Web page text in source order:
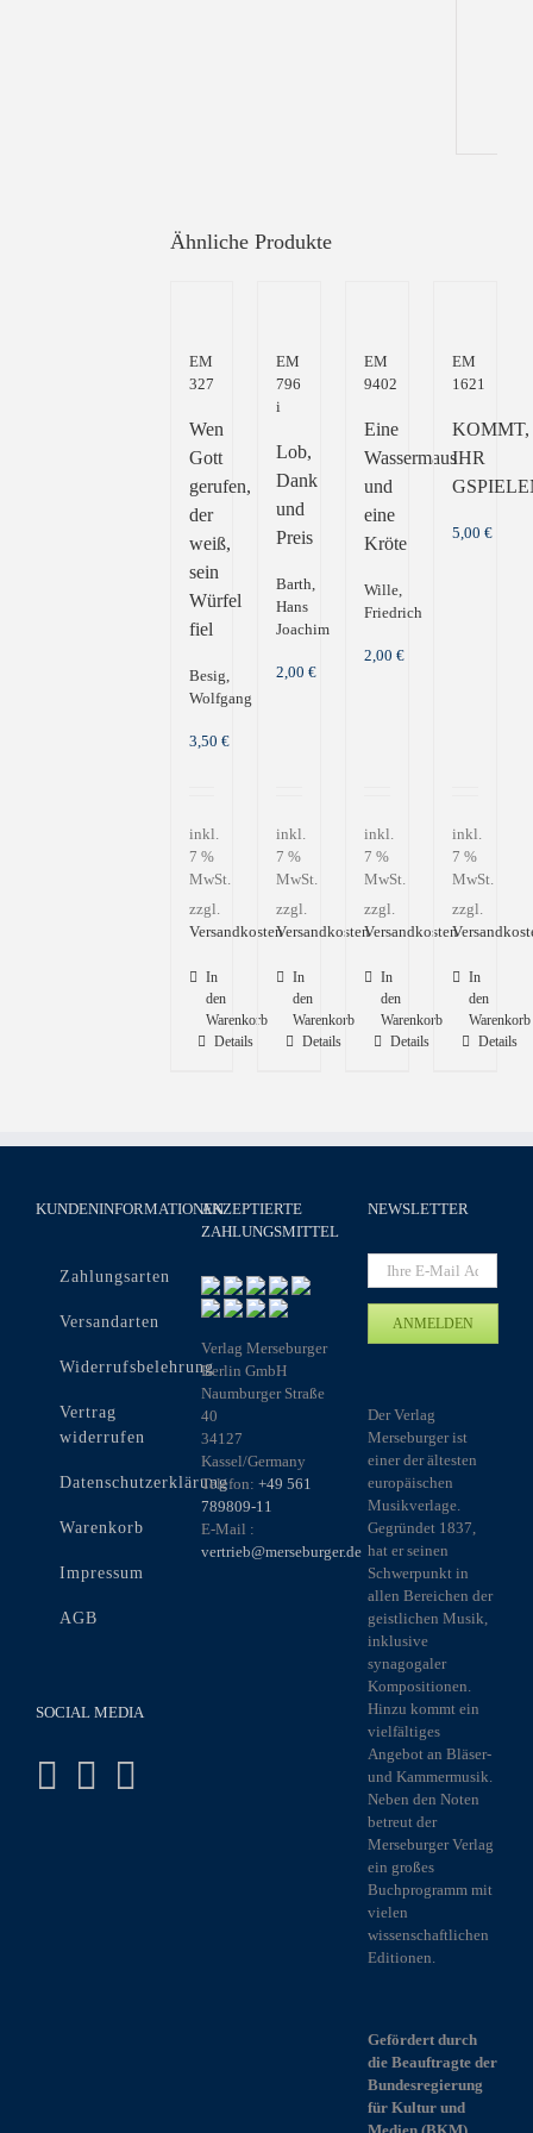
Ähnliche Produkte
EM
327
Wen
Gott
gerufen,
der
weiß,
sein
Würfel
fiel
Besig,
Wolfgang
3,50 €
inkl.
7 %
MwSt.
zzgl.
Versandkosten
In
den
Warenkorb
Details
EM
796
i
Lob,
Dank
und
Preis
Barth,
Hans
Joachim
2,00€
inkl.
7 %
MwSt.
zzgl.
Versandkosten
In
den
Warenkorb
Details
EM
9402
Eine
Wassermaus
und
eine
Kröte
Wille,
Friedrich
2,00€
inkl.
7 %
MwSt.
zzgl.
Versandkosten
In
den
Warenkorb
Details
EM
1621
KOMMT,
IHR
5,00€
inkl.
7 %
MwSt.
zzgl.
In
den
Warenkorb
Details
KUNDENINFORMATIONEN
Zahlungsarten
Versandarten
Widerrufsbelehrung
Vertrag
widerrufen
Datenschutzerklärung
Warenkorb
Impressum
AGB
SOCIAL MEDIA
AKZEPTIERTE
ZAHLUNGSMITTEL
Verlag Merseburger
Berlin GmbH
Naumburger Straße
40
34127
Kassel/Germany
Telefon:+49 561
789809-11
E-Mail :
vertrieb@merseburger.de
NEWSLETTER
Der Verlag
Merseburger ist
einer der ältesten
europäischen
Musikverlage.
Gegründet 1837,
hat er seinen
Schwerpunkt in
allen Bereichen der
geistlichen Musik,
inklusive
synagogaler
Kompositionen.
Hinzu kommt ein
vielfältiges
Angebot an Bläser-
und Kammermusik.
Neben den Noten
betreut der
Merseburger Verlag
ein großes
Buchprogramm mit
vielen
wissenschaftlichen
Editionen.
Gefördert durch
die Beauftragte der
Bundesregierung
für Kultur und